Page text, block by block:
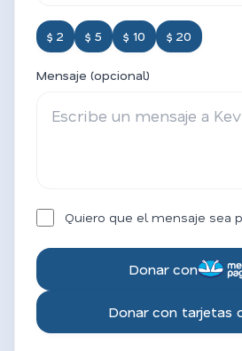
$ 2 $ 5 $ 10 $ 20
Mensaje (opcional)
Quiero que el mensaje sea
Donar con
Donar con tarjetas